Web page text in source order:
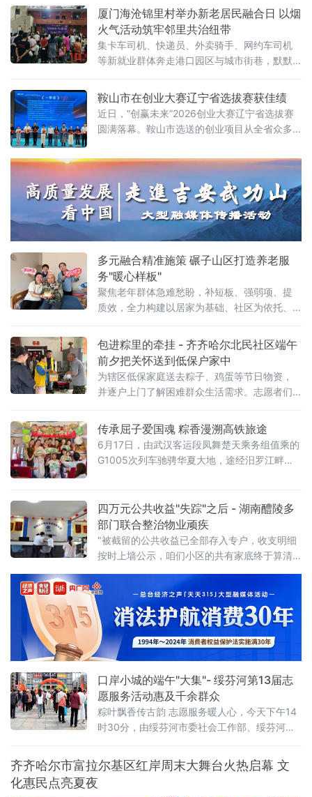
学
厦门海沧锦里村举办新老居民融合日 以烟
火气活动筑牢邻里共治纽带
集卡车司机、快递员、外卖骑手、网约车司机
等新就业群体奔走港口园区与城市街巷，默默
的“陌生人”，缺少邻里往来。为消融邻里隔阂，
拉近新老居民距离，筑牢社区与新就业群体的
紧密纽带，6月27日，厦门市海沧区锦里村党委
依托“邻里守望”项目，联动锦里大管家、贝乐幼
夜”新老居民融
鞍山市在创业大赛辽宁省选拔赛获佳绩
近日，“创赢未来”2026创业大赛辽宁省选拔赛
圆满落幕。鞍山市选送的创业项目从全省众多
2个、优秀奖1个，充分彰显鞍山市创业创新工
作的坚实成果与强劲活力。市人就中心荣获“优
秀组织奖”。
多元融合精准施策 碾子山区打造养老服
务"暖心样板"
聚焦老年群体急难愁盼，补短板、强弱项、提
质效，全力构建以居家为基础、社区为依托、
体系，以实打实的民生成果，让老年人晚年生
活更有温度、质感与保障。创新助餐模式，办
好民生实事。 助餐服务推行"政府主导+社会参
与+市场运营"模式，实行"普惠+特惠"分级服
务，按年龄、困难类型落实阶梯
包进粽里的牵挂 - 齐齐哈尔北民社区端午
前夕把关怀送到低保户家中
为辖区低保家庭送去粽子、鸡蛋等节日物资，
并逐户上门了解困难群众生活需求。志愿者们
粽子。包粽过程中，志愿者向居民介绍端午民
俗由来，现场气氛热烈。粽子蒸煮完成后
传承屈子爱国魂 粽香漫溯高铁旅途
6月17日，由武汉客运段凤舞楚天乘务组值乘的
G1005次列车驰骋华夏大地，途经汨罗江畔这
活动温情上演。
四万元公共收益"失踪"之后 - 湖南醴陵多
部门联合整治物业顽疾
"被截留的公共收益已全部存入专户，收支明细
按时上墙公示，咱们小区的共有家底终于算清
金顺利划转至专用账户，湖南省醴陵市贰号公
馆小区一起物业侵占业主共有资产案得以解
决。这是醴陵市住房保障服务中心推动物业服
务突出问题专项整治的一个缩影。（工作人员
在贰号公馆核查公共收益台账）自全市物业服
务领域集中整治行动启动以来，醴陵市住房保
障服
口岸小城的端午"大集"- 绥芬河第13届志
愿服务活动惠及千余群众
粽叶飘香传古韵 志愿服务暖人心，今天下午14
时30分，由绥芬河市委社会工作部、绥芬河镇
所属11个社区及所属两个村及社会爱心团体参
与的第13届“情暖旗镇 大爱续航”志愿活动在市
齐齐哈尔市富拉尔基区红岸周末大舞台火热启幕 文
化惠民点亮夏夜